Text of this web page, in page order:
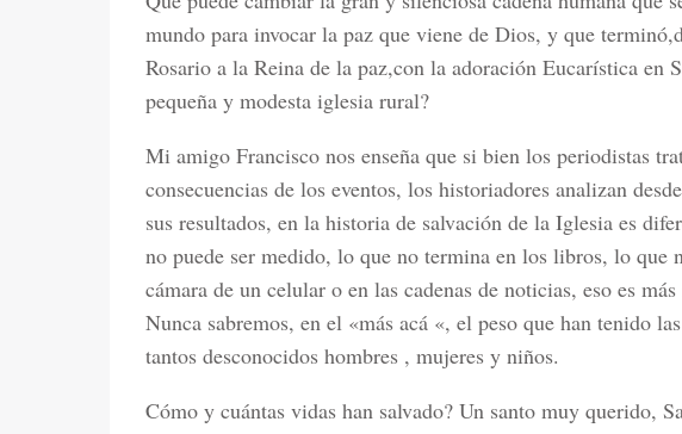
mundo para invocar la paz que viene de Dios, y que
Rosario a la Reina de la paz,con la adoración Eucarística en
pequeña y modesta iglesia rural?
Mi amigo Francisco nos enseña que si bien los periodistas
consecuencias de los eventos, los historiadores analizan
sus resultados, en la historia de salvación de la Iglesia es
no puede ser medido, lo que no termina en los libros, lo que
cámara de un celular o en las cadenas de noticias, eso es
Nunca sabremos, en el «más acá «, el peso que han tenido
tantos desconocidos hombres , mujeres y niños.
Cómo y cuántas vidas han salvado? Un santo muy querido,